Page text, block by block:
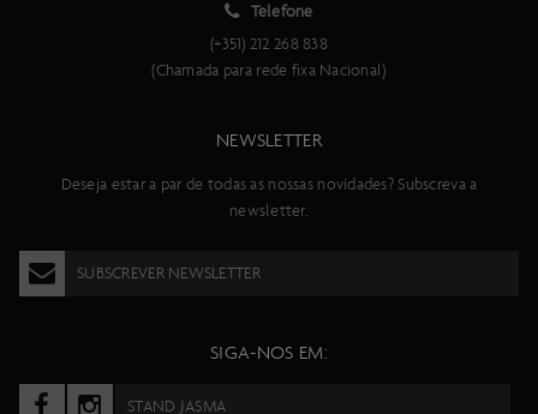
Transmissão eletrónica sem fios de 12 velocidades SRAM XX SL
Manípulos de mudança
Disco de 4 pistões SRAM Motive Ultimate
SRAM HS2 CL 180 mm
Disco de travão traseiro
SRAM HS2 CL 160 mm
Syncros Silverton SL2-30 CL totalmente em Carbono, Dianteira:
15x110 mm, Traseira: 12x148 mm, 30 mm aro preparado para
tubeless, DT Swiss 240 Ratchet EXP 36, corpo XD, SRAM
Telefone
(+351) 212 268 838
(Chamada para rede fixa Nacional)
NEWSLETTER
Deseja estar a par de todas as nossas novidades? Subscreva a
newsletter.
SUBSCREVER NEWSLETTER
SIGA-NOS EM:
STAND JASMA